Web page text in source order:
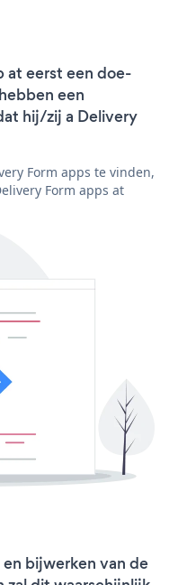
at eerst een doe-
een
hij/zij a Delivery
Form apps te vinden,
Form apps at
bijwerken van de